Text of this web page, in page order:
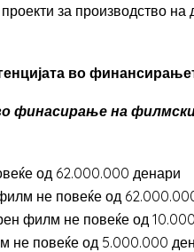
за производство
во
финасирање на
од 62.000.000 денари
не повеќе од
филм не повеќе од
не повеќе од 5.000.000